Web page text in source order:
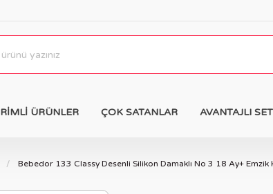
ÜRÜNLER ÇOK SATANLAR AVANTAJLI
Bebedor 133 Classy Desenli Silikon Damaklı No 3 18 Ay+ Emzik